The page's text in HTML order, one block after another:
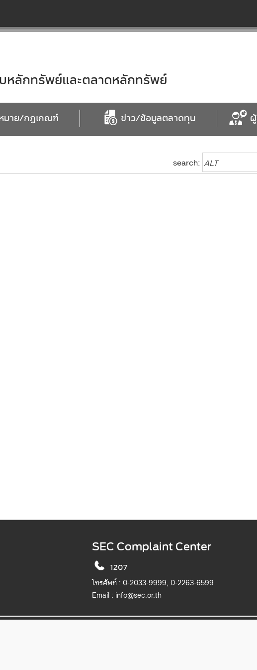
หลักทรัพย์และตลาดหลักทรัพย์
มาย/กฎเกณฑ์ ข่าว/ข้อมูลตลาดทุน
search:
SEC Complaint Center
1207
โทรศัพท์ : 0-2033-9999, 0-2263-6599
Email : info@sec.or.th